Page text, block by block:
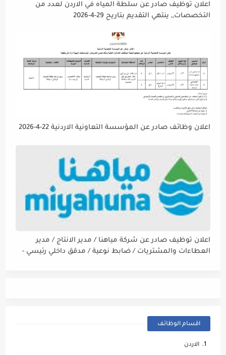
اعلان توظيف صادر عن سلطة المياه في الاردن لعدد من
التخصصات,, ينتهي التقديم بتاريح 29-4-2026
اعلان وظائف صادر عن المؤسسة التعاونية الاردنية 22-4-2026
اعلان توظيف صادر عن شركة مياهنا / مدير الانتاج / مدير
العطاءات والمشتريات / ضابط نوعية / مدقق داخلي رئيسي -
اقسام الوظائف
الاردن